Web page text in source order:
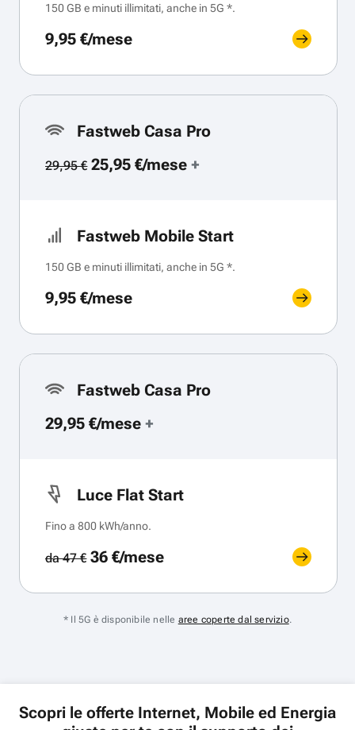
150 GB e minuti illimitati, anche in 5G *.
9,95 €/mese
Fastweb Casa Pro
29,95 €25,95 €/mese+
Fastweb Mobile Start
150 GB e minuti illimitati, anche in 5G *.
9,95 €/mese
Fastweb Casa Pro
29,95 €/mese +
Luce Flat Start
Fino a 800 kWh/anno.
da 47 €36 €/mese
* Il 5G è disponibile nelle aree coperte dal servizio.
Scopri le offerte Internet, Mobile ed Energia